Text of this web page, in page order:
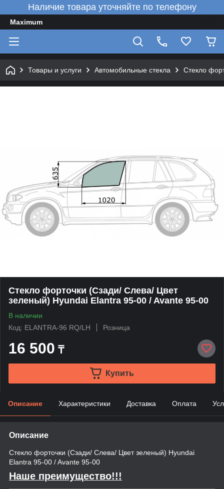
Наличие товара уточняйте по телефону
Maximum
Товары и услуги Автомобильные стекла Стекло
Стекло форточки (Сзади/ Слева/ Цвет
зеленый) Hyundai Elantra 95-00 / Avante 95-00
В наличии
Код: ELANTRA-96 RQ/LH
Розница
16 500 ₸
Купить
Описание Характеристики Доставка Оплата
Описание
Стекло форточки (Сзади/ Слева/ Цвет зеленый) Hyundai
Elantra 95-00 / Avante 95-00
Наше преимущество!!!